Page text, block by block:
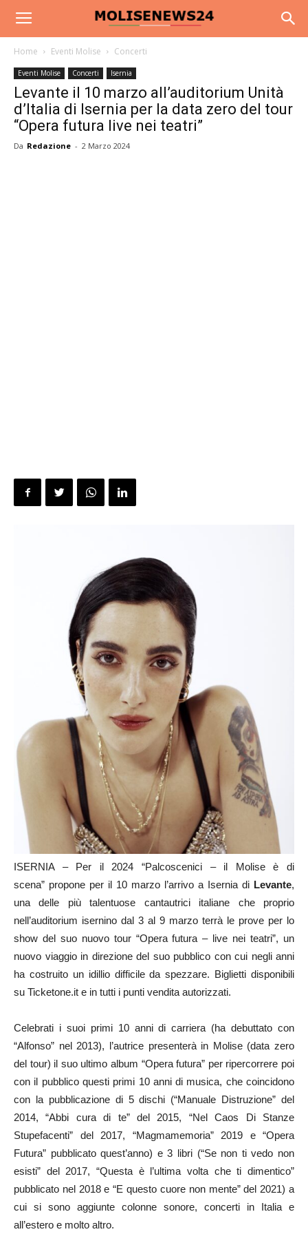
Home Eventi Molise Concerti
Eventi Molise Concerti Isernia
Levante il 10 marzo all’auditorium Unità
d’Italia di Isernia per la data zero del tour
“Opera futura live nei teatri”
Da Redazione - 2 Marzo 2024
ISERNIA – Per il 2024 “Palcoscenici – il Molise è di
scena” propone per il 10 marzo l’arrivo a Isernia di Levante,
una delle più talentuose cantautrici italiane che proprio
nell’auditorium isernino dal 3 al 9 marzo terrà le prove per lo
show del suo nuovo tour “Opera futura – live nei teatri”, un
nuovo viaggio in direzione del suo pubblico con cui negli anni
ha costruito un idillio difficile da spezzare. Biglietti disponibili
su Ticketone.it e in tutti i punti vendita autorizzati.
Celebrati i suoi primi 10 anni di carriera (ha debuttato con
“Alfonso” nel 2013), l’autrice presenterà in Molise (data zero
del tour) il suo ultimo album “Opera futura” per ripercorrere poi
con il pubblico questi primi 10 anni di musica, che coincidono
con la pubblicazione di 5 dischi (“Manuale Distruzione” del
2014, “Abbi cura di te” del 2015, “Nel Caos Di Stanze
Stupefacenti” del 2017, “Magmamemoria” 2019 e “Opera
Futura” pubblicato quest’anno) e 3 libri (“Se non ti vedo non
esisti” del 2017, “Questa è l’ultima volta che ti dimentico”
pubblicato nel 2018 e “E questo cuore non mente” del 2021) a
cui si sono aggiunte colonne sonore, concerti in Italia e
all’estero e molto altro.